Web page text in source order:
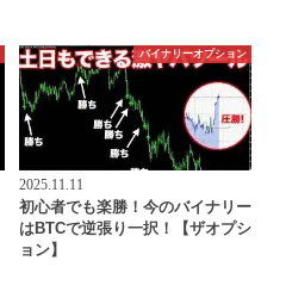
バイナリーオプション
2025.11.11
初心者でも楽勝！今のバイナリー
はBTCで逆張り一択！【ザオプシ
ョン】